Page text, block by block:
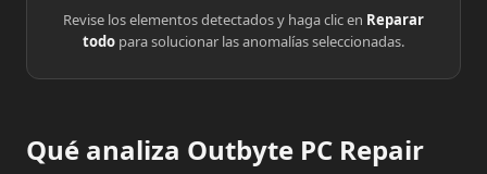
Revise los elementos detectados y haga clic en Reparar
todo para solucionar las anomalías seleccionadas.
Qué analiza Outbyte PC Repair